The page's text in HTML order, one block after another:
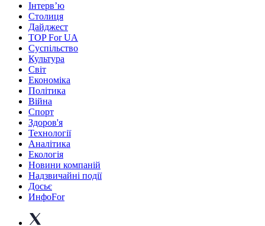
Інтерв’ю
Столиця
Дайджест
TOP For UA
Суспiльство
Культура
Світ
Економіка
Політика
Війна
Спорт
Здоров'я
Технології
Аналітика
Екологія
Новини компаній
Надзвичайні події
Досьє
ИнфоFor